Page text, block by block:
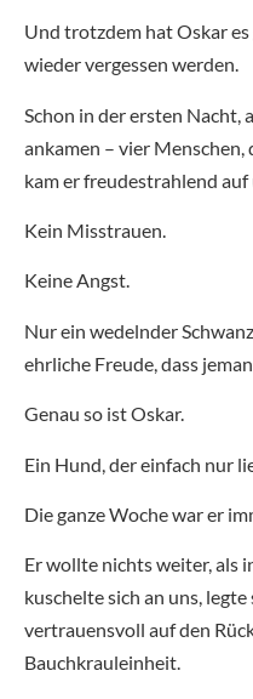
Und trotzdem hat Oskar
wieder vergessen werden.
Schon in der ersten
ankamen – vier
kam er freudestrahlend auf
Kein Misstrauen.
Keine Angst.
Nur ein wedelnder
ehrliche Freude, dass
Genau so ist Oskar.
Ein Hund, der einfach nur
Die ganze Woche war er
Er wollte nichts weiter, als
kuschelte sich an uns,
vertrauensvoll auf den
Bauchkrauleinheit.